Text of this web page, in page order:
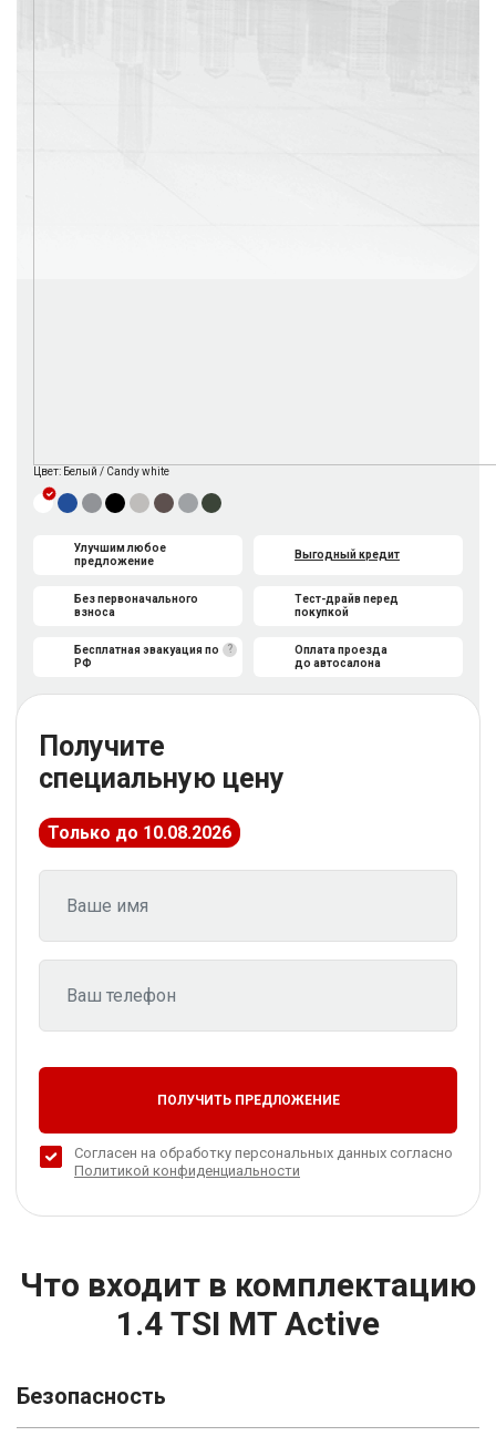
Цвет: Белый / Candy white
Улучшим любое
предложение
Без первоначального
взноса
Выгодный кредит
Тест-драйв перед
покупкой
?
Бесплатная эвакуация по
РФ
Оплата проезда
до автосалона
Получите
специальную цену
Только до 10.08.2026
ПОЛУЧИТЬ ПРЕДЛОЖЕНИЕ
Согласен на обработку персональных данных согласно
Политикой конфиденциальности
Что входит в комплектацию
1.4 TSI MT Active
Безопасность